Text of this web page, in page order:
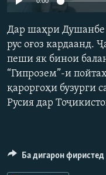
ГУЗОРИШҲОИ РАДИОӢ
ПАЙГИРӢ КУНЕД
Дар шаҳри Душанбе
рус оғоз кардаанд.
пеши як бинои
“Гипрозем”-и
қароргоҳи бузурги
Русия дар
Ба дигарон фиристед